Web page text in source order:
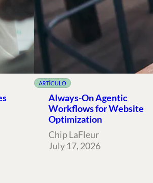
ARTÍCULO
Always-On Agentic
Workflows for Website
Optimization
Chip LaFleur
July 17, 2026